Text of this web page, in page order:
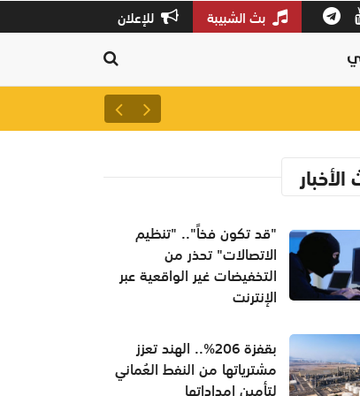
بث الشبيبة للإعلان
لتعزيز سلاسل الإمداد..
"قد تكون فخاً".. "تنظيم
الاتصالات" تحذر من
التخفيضات غير الواقعية عبر
الإنترنت
بقفزة 206%.. الهند تعزز
مشترياتها من النفط العُماني